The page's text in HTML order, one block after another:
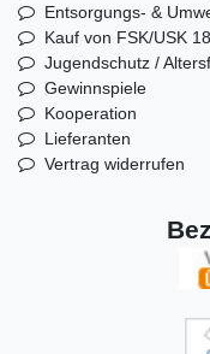
Entsorgungs- &
Kauf von FSK/USK
Jugendschutz /
Gewinnspiele
Kooperation
Lieferanten
Vertrag widerrufen